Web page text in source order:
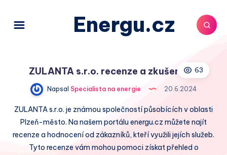
Energu.cz
63
ZULANTA s.r.o. recenze a zkušenosti
Napsal Specialista na energie 20.6.2024
ZULANTA s.r.o. je známou společností působících v oblasti
Plzeň-město. Na našem portálu energu.cz můžete najít
recenze a hodnocení od zákazníků, kteří využili jejích služeb.
Tyto recenze vám mohou pomoci získat přehled o